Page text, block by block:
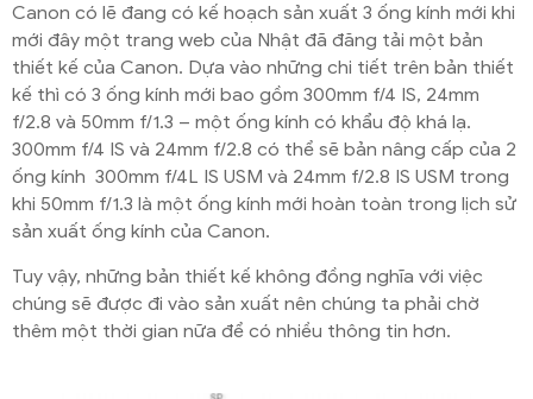
Canon có lẽ đang có kế hoạch sản xuất 3 ống kính mới khi
mới đây một trang web của Nhật đã đăng tải một bản
thiết kế của Canon. Dựa vào những chi tiết trên bản thiết
kế thì có 3 ống kính mới bao gồm 300mm f/4 IS, 24mm
f/2.8 và 50mm f/1.3 – một ống kính có khẩu độ khá lạ.
300mm f/4 IS và 24mm f/2.8 có thể sẽ bản nâng cấp của 2
ống kính 300mm f/4L IS USM và 24mm f/2.8 IS USM trong
khi 50mm f/1.3 là một ống kính mới hoàn toàn trong lịch sử
sản xuất ống kính của Canon.
Tuy vậy, những bản thiết kế không đồng nghĩa với việc
chúng sẽ được đi vào sản xuất nên chúng ta phải chờ
thêm một thời gian nữa để có nhiều thông tin hơn.